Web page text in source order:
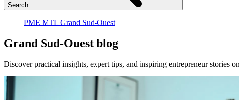
Search
PME MTL Grand Sud-Ouest
Grand Sud-Ouest blog
Discover practical insights, expert tips, and inspiring entrepreneur stories